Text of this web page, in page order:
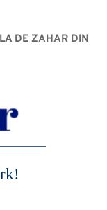
DE ZAHAR DIN